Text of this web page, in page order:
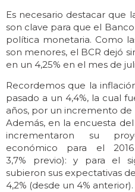
Es necesario destacar que
son clave para que el
política monetaria. Como
son menores, el BCR dejó
en un 4,25% en el mes de
Recordemos que la
pasado a un 4,4%, la cual
años, por un incremento de
Además, en la encuesta
incrementaron su
económico para el
3,7% previo): y para el
subieron sus expectativas
4,2% (desde un 4% anterior).